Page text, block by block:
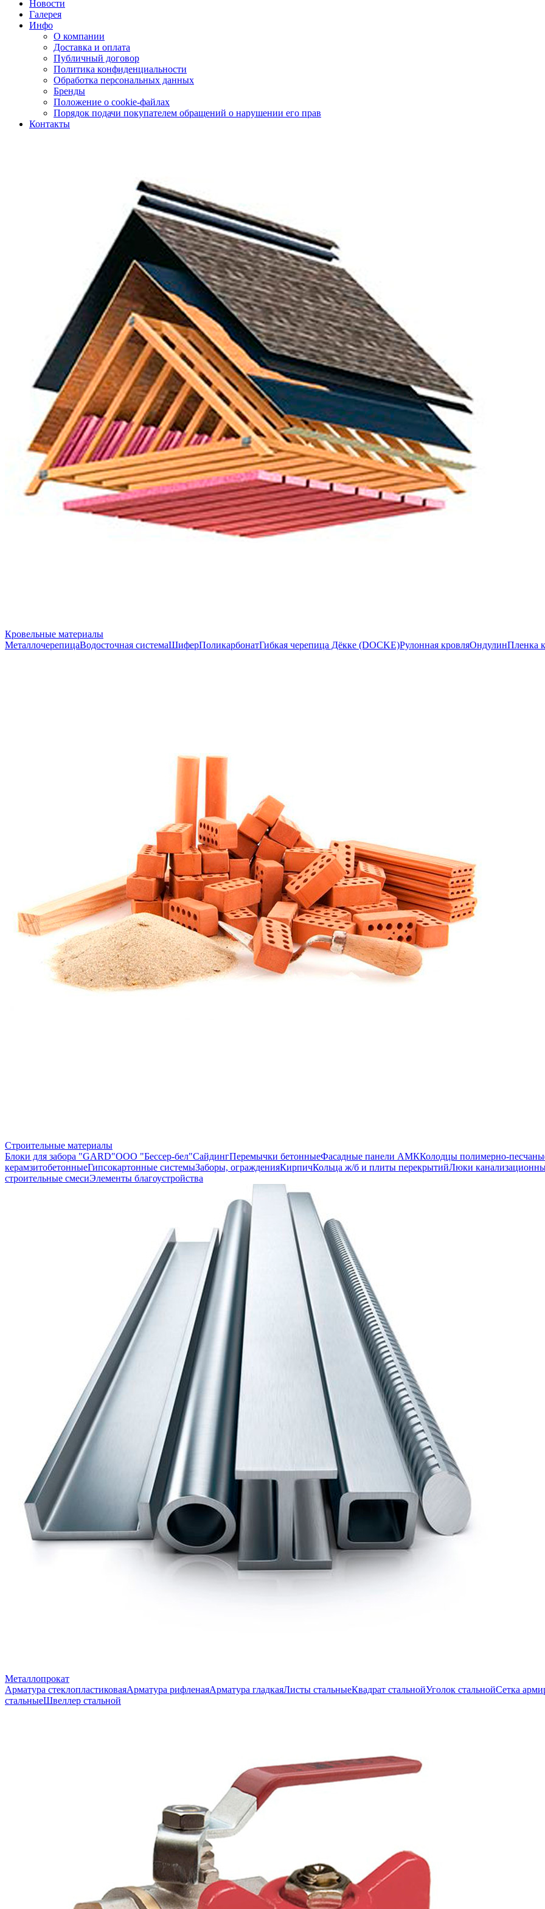
Новости
Галерея
Инфо
О компании
Доставка и оплата
Публичный договор
Политика конфиденциальности
Обработка персональных данных
Бренды
Положение о cookie-файлах
Порядок подачи покупателем обращений о нарушении его прав
Контакты
Кровельные материалы
МеталлочерепицаВодосточная системаШиферПоликарбонатГибкая черепица Дёкке (DOCKE)Рулонная кровляОндулинПленка
Строительные материалы
Блоки для забора "GARD"ООО "Бессер-бел"СайдингПеремычки бетонныеФасадные панели АМККолодцы полимерно-
керамзитобетонныеГипсокартонные системыЗаборы, огражденияКирпичКольца ж/б и плиты перекрытийЛюки
строительные смесиЭлементы благоустройства
Металлопрокат
Арматура стеклопластиковаяАрматура рифленаяАрматура гладкаяЛисты стальныеКвадрат стальнойУголок стальнойСетка
стальныеШвеллер стальной